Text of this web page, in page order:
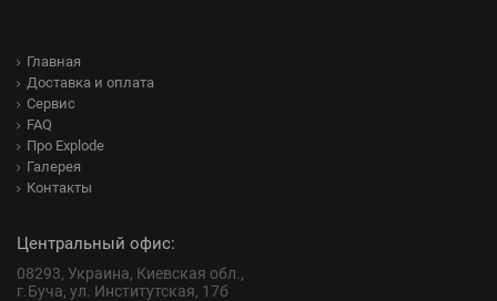
Главная
Доставка и оплата
Сервис
FAQ
Про Explode
Галерея
Контакты
Центральный офис:
08293, Украина, Киевская обл.,
г.Буча, ул. Институтская, 17б